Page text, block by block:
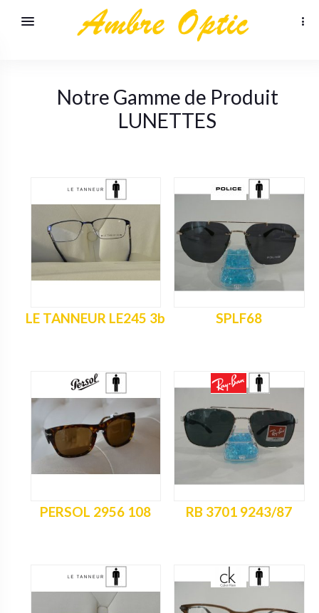
Notre Gamme de Produit
LUNETTES
LE TANNEUR LE245 3b SPLF68
PERSOL 2956 108 RB 3701 9243/87